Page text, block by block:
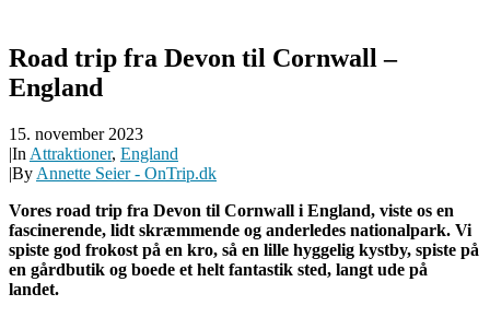
Road trip fra Devon til Cornwall –
England
15. november 2023
|In Attraktioner, England
|By Annette Seier - OnTrip.dk
Vores road trip fra Devon til Cornwall i England, viste os en
fascinerende, lidt skræmmende og anderledes nationalpark. Vi
spiste god frokost på en kro, så en lille hyggelig kystby, spiste på
en gårdbutik og boede et helt fantastik sted, langt ude på
landet.